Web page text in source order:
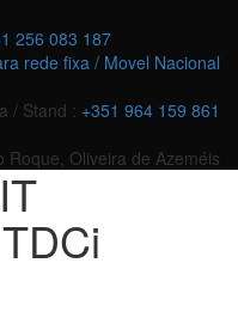
256 083 187
rede fixa / Movel Nacional
/ Stand : +351 964 159 861
Roque, Oliveira de Azeméis